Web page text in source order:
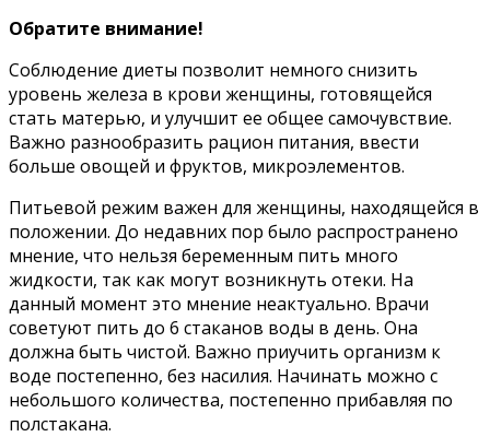
Обратите внимание!
Соблюдение диеты позволит немного снизить
уровень железа в крови женщины, готовящейся
стать матерью, и улучшит ее общее самочувствие.
Важно разнообразить рацион питания, ввести
больше овощей и фруктов, микроэлементов.
Питьевой режим важен для женщины, находящейся в
положении. До недавних пор было распространено
мнение, что нельзя беременным пить много
жидкости, так как могут возникнуть отеки. На
данный момент это мнение неактуально. Врачи
советуют пить до 6 стаканов воды в день. Она
должна быть чистой. Важно приучить организм к
воде постепенно, без насилия. Начинать можно с
небольшого количества, постепенно прибавляя по
полстакана.